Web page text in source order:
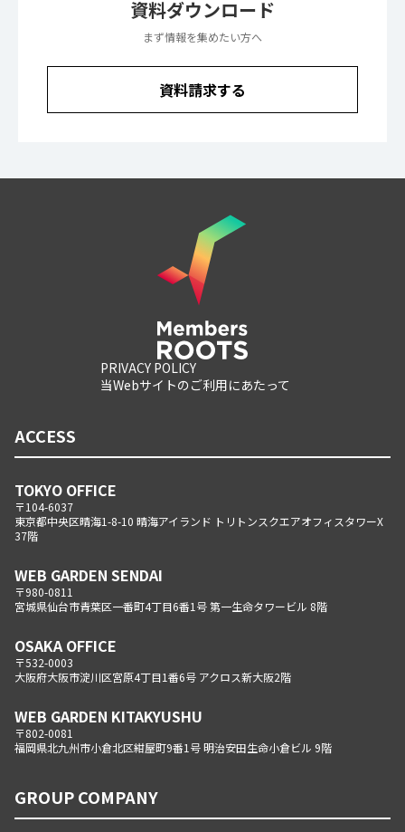
資料ダウンロード
まず情報を集めたい方へ
資料請求する
PRIVACY POLICY
当Webサイトのご利用にあたって
ACCESS
TOKYO OFFICE
〒104-6037
東京都中央区晴海1-8-10 晴海アイランド トリトンスクエアオフィスタワーX
37階
WEB GARDEN SENDAI
〒980-0811
宮城県仙台市青葉区一番町4丁目6番1号 第一生命タワービル 8階
OSAKA OFFICE
〒532-0003
大阪府大阪市淀川区宮原4丁目1番6号 アクロス新大阪2階
WEB GARDEN KITAKYUSHU
〒802-0081
福岡県北九州市小倉北区紺屋町9番1号 明治安田生命小倉ビル 9階
GROUP COMPANY